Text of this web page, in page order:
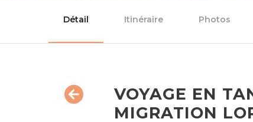
Détail Itinéraire Photos
VOYAGE EN
MIGRATION